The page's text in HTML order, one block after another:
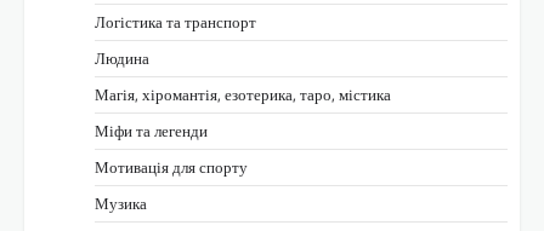
Логістика та транспорт
Людина
Магія, хіромантія, езотерика, таро, містика
Міфи та легенди
Мотивація для спорту
Музика